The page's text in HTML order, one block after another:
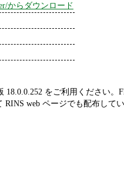
からダウンロード
をご利用ください。
web ページでも配布して